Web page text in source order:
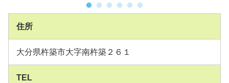
住所
大分県杵築市大字南杵築２６１
TEL